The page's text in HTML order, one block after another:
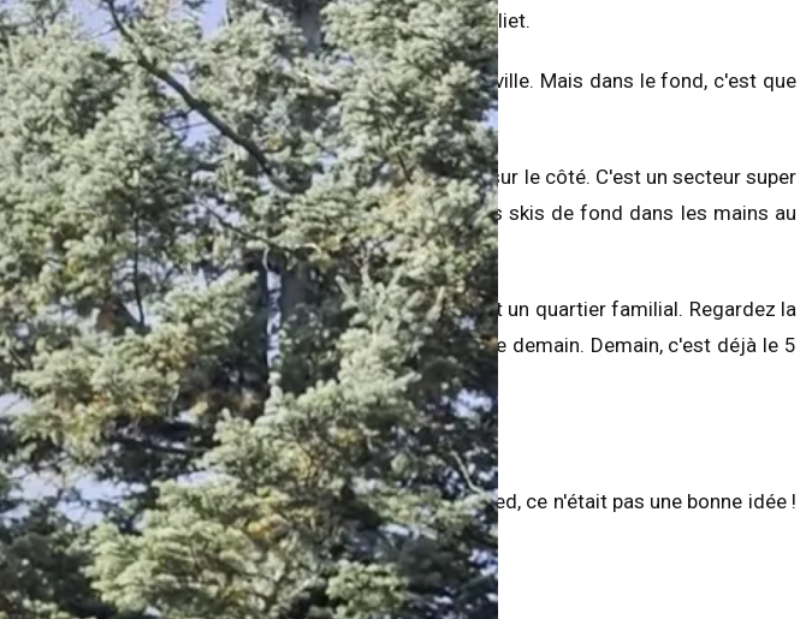
à Saint-Bruno-de-Montarville, juste à côté du Parc Jolliet.
la jambe ? Ah oui, c'est vrai, je me suis cassé la cheville. Mais dans le fond, c'est que
rattrapé juste à temps !
! Regardez, il n'y a pas de voisins immédiatement sur le côté. C'est un secteur super
SÉPAQ, le Mont-Saint-Bruno. On peut partir avec nos skis de fond dans les mains au
Le Parc Jolliet, c'est les jeux d'eau, c'est tout ça. C'est un quartier familial. Regardez la
cour. Il y a une piscine à l'arrière. Il y a une visite libre demain. Demain, c'est déjà le 5
rue Pelletier, Saint-Bruno-de-Montarville.
.
de décider de faire une fugue à 50 ans ; à mon pied, ce n'était pas une bonne idée !